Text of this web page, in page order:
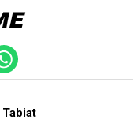
Tabiat